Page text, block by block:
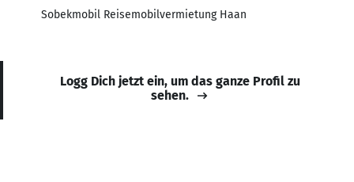
Sobekmobil Reisemobilvermietung Haan
Logg Dich jetzt ein, um das ganze Profil zu
sehen.